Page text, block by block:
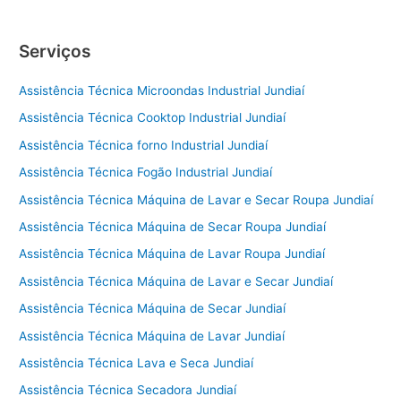
Serviços
Assistência Técnica Microondas Industrial Jundiaí
Assistência Técnica Cooktop Industrial Jundiaí
Assistência Técnica forno Industrial Jundiaí
Assistência Técnica Fogão Industrial Jundiaí
Assistência Técnica Máquina de Lavar e Secar Roupa Jundiaí
Assistência Técnica Máquina de Secar Roupa Jundiaí
Assistência Técnica Máquina de Lavar Roupa Jundiaí
Assistência Técnica Máquina de Lavar e Secar Jundiaí
Assistência Técnica Máquina de Secar Jundiaí
Assistência Técnica Máquina de Lavar Jundiaí
Assistência Técnica Lava e Seca Jundiaí
Assistência Técnica Secadora Jundiaí